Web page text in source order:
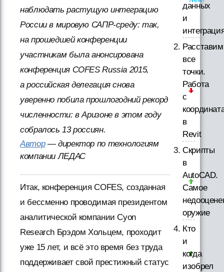
наблюдать растущую интеграцию
России в мировую САПР-среду: так,
на прошедшей конференции
участникам была анонсирована
конференция COFES Russia 2015,
а российская делегация снова
уверенно побила прошлогодний рекорд
численности: в Аризоне в этом году
собралось 13 россиян.
Автор— директор по технологиям
компании ЛЕДАС
Итак, конференция COFES, созданная
и бессменно проводимая президентом
аналитической компании Cyon
Research Брэдом Хольцем, проходит
уже 15 лет, и всё это время без труда
поддерживает свой престижный статус
данных
и
Расставим
все
точки.
Работа
с
в
Revit
Скрипты
в
AutoCAD.
Самое
оружие
Кто
и
когда
изобрел